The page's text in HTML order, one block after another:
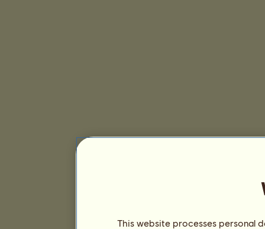
This website processes personal